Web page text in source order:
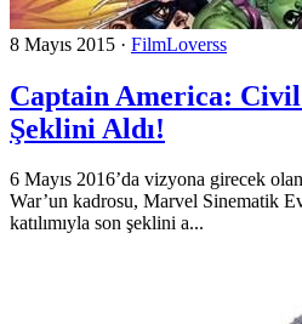
8 Mayıs 2015 · FilmLoverss
Captain America:
Şeklini Aldı!
6 Mayıs 2016’da vizyona girecek
War’un kadrosu, Marvel Sinematik
katılımıyla son şeklini a...